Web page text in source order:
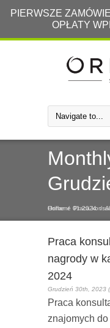
PIERWSZE
OPŁATY
Home /
Praca konsultantki Oriflame – nagrody w katalogu Oriflame 01 2024 /
Praca
nagrody w
2024
Grudzień 30th, 2023
Praca
znajomych